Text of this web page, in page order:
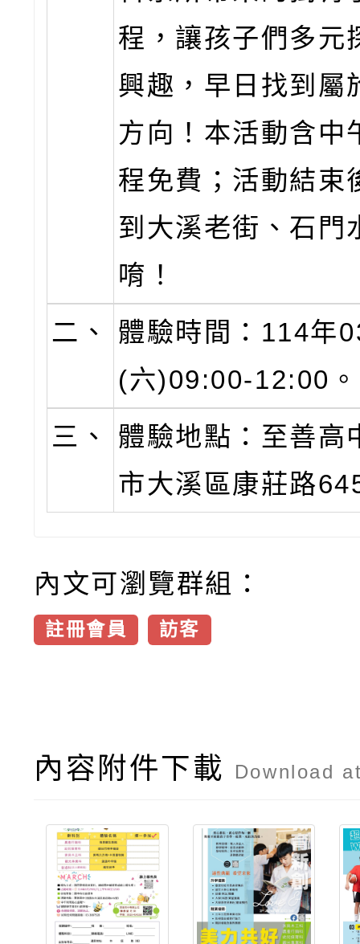
程，讓孩子們多元
興趣，早日找到屬
方向！本活動含中
程免費；活動結束
到大溪老街、石門
唷！
二、
體驗時間：114年
(六)09:00-12:00。
三、
體驗地點：至善高
市大溪區康莊路
內文可瀏覽群組：
註冊會員 訪客
內容附件下載 Download